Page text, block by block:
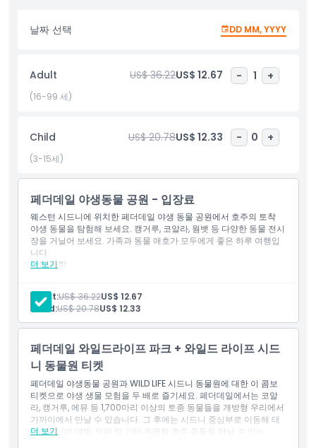
보존, 동물 복지, 대중 교육에 중점을 둔 것으로 알려져 있습니다. 페
더데일은 번식 프로그램과 보존 파트너십을 통해 멸종 위기 토종 종
더 깊이 이해하고자 하는 이들을 위해 다양한 교육 강연, 야생동물
프레젠테이션, 비하인드 스토리 체험을 제공합니다. 페더데일 야생
동물 공원은 자동차나 대중교통으로 쉽게 접근 가능하며, 그늘진 산
추고 있습니다. 시드니를 처음 방문하는 분이나 현지 당일 여행을 계
획하는 분 모두에게 뉴사우스웨일즈에서 최고의 야생동물 체험 중
하나를 제공합니다.
하이라이트
포함 사항
포함되지 않는 사항
적합하지 않은 대상
운영 시간
날짜 선택 DD MM, YYYY
Adult US$ 36.22US$ 12.67 - 1 +
(16-99 세)
Child US$ 20.78US$ 12.33 - 0 +
(3-15세)
페더데일 야생동물 공원 - 입장료
웨스턴 시드니에 위치한 페더데일 야생 동물 공원에서 호주의 토착
야생 동물을 탐험해 보세요. 캥거루, 코알라, 웜뱃 등 다양한 동물 전시
장을 거닐어 보세요. 가족과 동물 애호가 모두에게 좋은 하루 여행입
니다.
더 보기
포함 사항
260종 이상, 2,000마리 이상의 호주 토착 동물 접근
코알라, 캥거루, 왈라비 및 새 서식지 방문
하루 종일 야생동물 프레젠테이션 및 사육사 강연 관람
Adult:US$ 36.22US$ 12.67
Child:US$ 20.78US$ 12.33
페더데일 와일드라이프 파크 + 와일드 라이프 시드
니 동물원 티켓
페더데일 야생동물 공원과 WILD LIFE 시드니 동물원에 대한 이 콤보
티켓으로 야생 생물 모험을 두 배로 즐기세요. 페더데일에서는 코알
라, 캥거루, 에뮤 등 1,700마리 이상의 토종 동물들을 개방형 우리에서
가까이에서 만날 수 있습니다. 그 후에는 시드니 중심부로 이동해 태
즈메이니아 데빌, 악어 및 기타 유명한 호주 종들을 만날 수 있는
더 보기